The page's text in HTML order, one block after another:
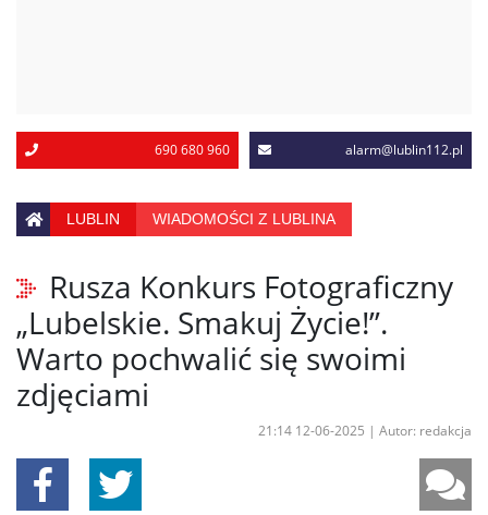
690 680 960 alarm@lublin112.pl
LUBLIN WIADOMOŚCI Z LUBLINA
Rusza Konkurs Fotograficzny
„Lubelskie. Smakuj Życie!”.
Warto pochwalić się swoimi
zdjęciami
21:14 12-06-2025 | Autor: redakcja